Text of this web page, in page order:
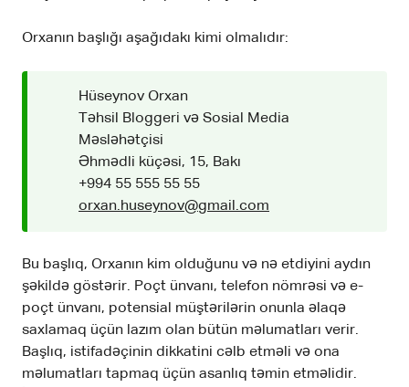
Orxanın başlığı aşağıdakı kimi olmalıdır:
Hüseynov Orxan
Təhsil Bloggeri və Sosial Media
Məsləhətçisi
Əhmədli küçəsi, 15, Bakı
+994 55 555 55 55
orxan.huseynov@gmail.com
Bu başlıq, Orxanın kim olduğunu və nə etdiyini aydın
şəkildə göstərir. Poçt ünvanı, telefon nömrəsi və e-
poçt ünvanı, potensial müştərilərin onunla əlaqə
saxlamaq üçün lazım olan bütün məlumatları verir.
Başlıq, istifadəçinin dikkatini cəlb etməli və ona
məlumatları tapmaq üçün asanlıq təmin etməlidir.